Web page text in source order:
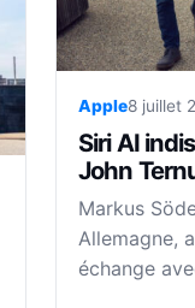
Apple8 juillet
Siri AI
John
Markus
Allemagne,
échange